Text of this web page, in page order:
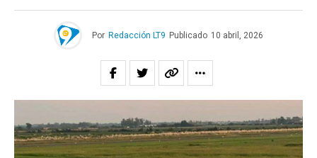
Por Redacción LT9 Publicado 10 abril, 2026